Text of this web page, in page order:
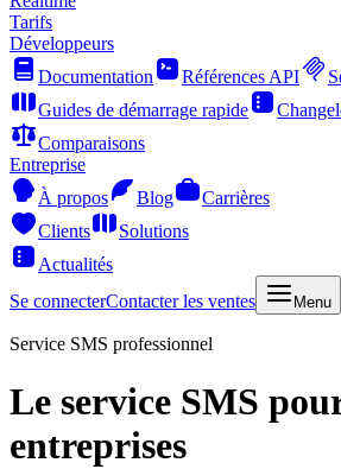
Tarifs
Développeurs
Documentation
Références API
Guides de démarrage rapide
Comparaisons
Entreprise
À propos
Blog
Carrières
Clients
Solutions
Actualités
Se connecterContacter les ventes Menu
Service SMS professionnel
Le service SMS
entreprises